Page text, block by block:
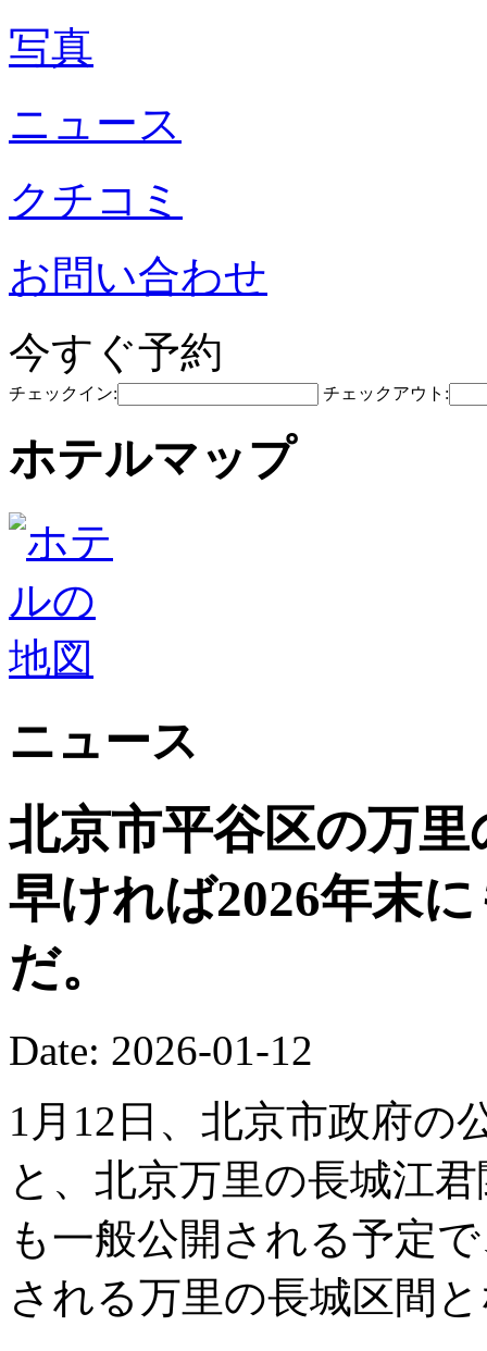
写真
ニュース
クチコミ
お問い合わせ
今すぐ予約
チェックイン: チェックアウト:
ホテルマップ
ニュース
北京市平谷区の万
早ければ2026年末
だ。
Date: 2026-01-12
1月12日、北京市政府の
と、北京万里の長城江
も一般公開される予定
される万里の長城区間